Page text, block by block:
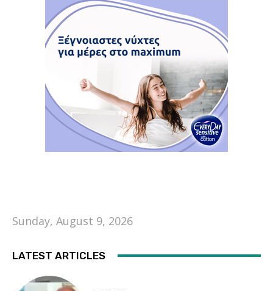
Sunday, August 9, 2026
LATEST ARTICLES